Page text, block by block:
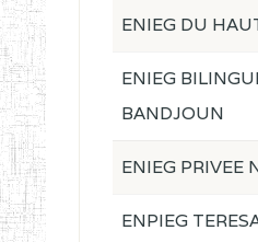
ENIEG DU
ENIEG
BANDJOUN
ENIEG PRIVEE
ENPIEG